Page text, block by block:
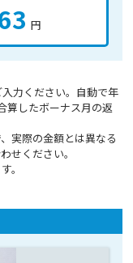
円
力ください。自動で年
算したボーナス月の返
実際の金額とは異なる
せください。
。